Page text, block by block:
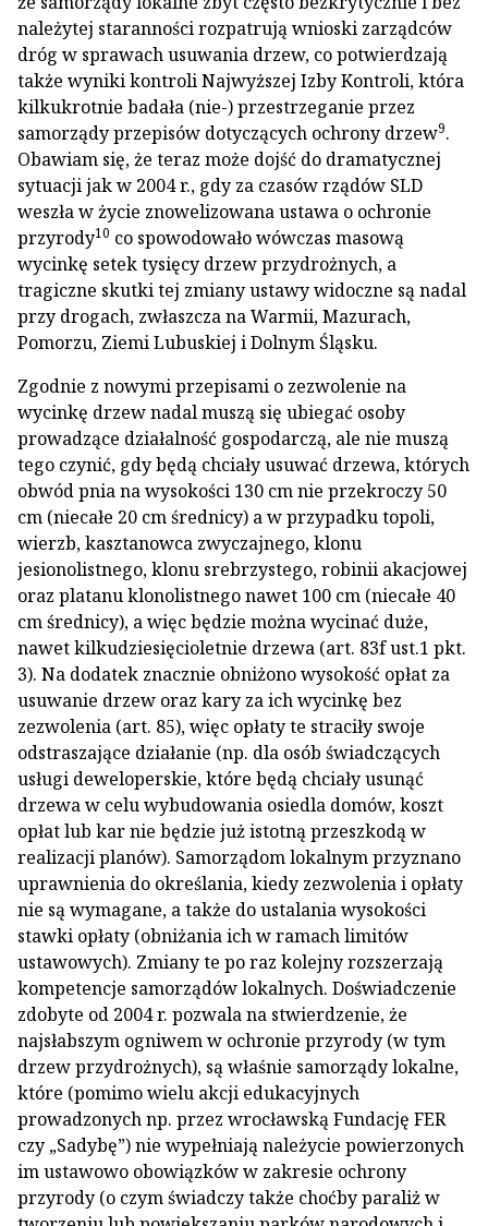
należytej staranności rozpatrują wnioski zarządców
dróg w sprawach usuwania drzew, co potwierdzają
także wyniki kontroli Najwyższej Izby Kontroli, która
kilkukrotnie badała (nie-) przestrzeganie przez
samorządy przepisów dotyczących ochrony drzew9.
Obawiam się, że teraz może dojść do dramatycznej
sytuacji jak w 2004 r., gdy za czasów rządów SLD
weszła w życie znowelizowana ustawa o ochronie
przyrody10 co spowodowało wówczas masową
wycinkę setek tysięcy drzew przydrożnych, a
tragiczne skutki tej zmiany ustawy widoczne są nadal
przy drogach, zwłaszcza na Warmii, Mazurach,
Pomorzu, Ziemi Lubuskiej i Dolnym Śląsku.
Zgodnie z nowymi przepisami o zezwolenie na
wycinkę drzew nadal muszą się ubiegać osoby
prowadzące działalność gospodarczą, ale nie muszą
tego czynić, gdy będą chciały usuwać drzewa, których
obwód pnia na wysokości 130 cm nie przekroczy 50
cm (niecałe 20 cm średnicy) a w przypadku topoli,
wierzb, kasztanowca zwyczajnego, klonu
jesionolistnego, klonu srebrzystego, robinii akacjowej
oraz platanu klonolistnego nawet 100 cm (niecałe 40
cm średnicy), a więc będzie można wycinać duże,
nawet kilkudziesięcioletnie drzewa (art. 83f ust.1 pkt.
3). Na dodatek znacznie obniżono wysokość opłat za
usuwanie drzew oraz kary za ich wycinkę bez
zezwolenia (art. 85), więc opłaty te straciły swoje
odstraszające działanie (np. dla osób świadczących
usługi deweloperskie, które będą chciały usunąć
drzewa w celu wybudowania osiedla domów, koszt
opłat lub kar nie będzie już istotną przeszkodą w
realizacji planów). Samorządom lokalnym przyznano
uprawnienia do określania, kiedy zezwolenia i opłaty
nie są wymagane, a także do ustalania wysokości
stawki opłaty (obniżania ich w ramach limitów
ustawowych). Zmiany te po raz kolejny rozszerzają
kompetencje samorządów lokalnych. Doświadczenie
zdobyte od 2004 r. pozwala na stwierdzenie, że
najsłabszym ogniwem w ochronie przyrody (w tym
drzew przydrożnych), są właśnie samorządy lokalne,
które (pomimo wielu akcji edukacyjnych
prowadzonych np. przez wrocławską Fundację FER
czy „Sadybę”) nie wypełniają należycie powierzonych
im ustawowo obowiązków w zakresie ochrony
przyrody (o czym świadczy także choćby paraliż w